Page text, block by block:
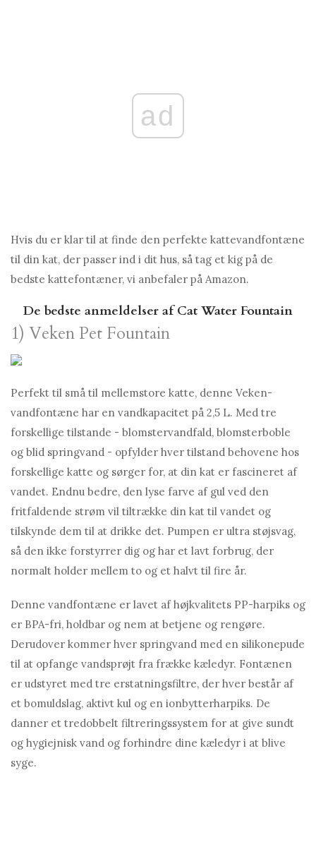
ad
Hvis du er klar til at finde den perfekte kattevandfontæne
til din kat, der passer ind i dit hus, så tag et kig på de
bedste kattefontæner, vi anbefaler på Amazon.
De bedste anmeldelser af Cat Water Fountain
1) Veken Pet Fountain
Perfekt til små til mellemstore katte, denne Veken-
vandfontæne har en vandkapacitet på 2,5 L. Med tre
forskellige tilstande - blomstervandfald, blomsterboble
og blid springvand - opfylder hver tilstand behovene hos
forskellige katte og sørger for, at din kat er fascineret af
vandet. Endnu bedre, den lyse farve af gul ved den
fritfaldende strøm vil tiltrække din kat til vandet og
tilskynde dem til at drikke det. Pumpen er ultra støjsvag,
så den ikke forstyrrer dig og har et lavt forbrug, der
normalt holder mellem to og et halvt til fire år.
Denne vandfontæne er lavet af højkvalitets PP-harpiks og
er BPA-fri, holdbar og nem at betjene og rengøre.
Derudover kommer hver springvand med en silikonepude
til at opfange vandsprøjt fra frække kæledyr. Fontænen
er udstyret med tre erstatningsfiltre, der hver består af
et bomuldslag, aktivt kul og en ionbytterharpiks. De
danner et tredobbelt filtreringssystem for at give sundt
og hygiejnisk vand og forhindre dine kæledyr i at blive
syge.